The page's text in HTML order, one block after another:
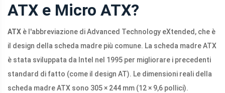
ATX e Micro ATX?
ATX è l'abbreviazione di Advanced Technology eXtended, che è
il design della scheda madre più comune. La scheda madre ATX
è stata sviluppata da Intel nel 1995 per migliorare i precedenti
standard di fatto (come il design AT). Le dimensioni reali della
scheda madre ATX sono 305 × 244 mm (12 × 9,6 pollici).